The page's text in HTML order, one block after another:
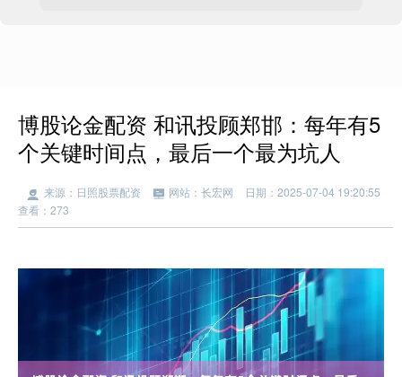
博股论金配资 和讯投顾郑邯：每年有5
个关键时间点，最后一个最为坑人
来源：日照股票配资 网站：长宏网
日期：2025-07-04 19:20:55
查看：273